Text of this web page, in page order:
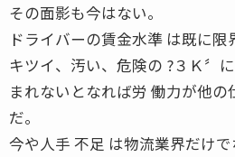
その面影も今はない。
ドライバーの賃金水準 は既に限
キツイ、汚い、危険の ?３Ｋ〞
まれないとなれば労 働力が他
だ。
今や人手 不足 は物流業界だけ